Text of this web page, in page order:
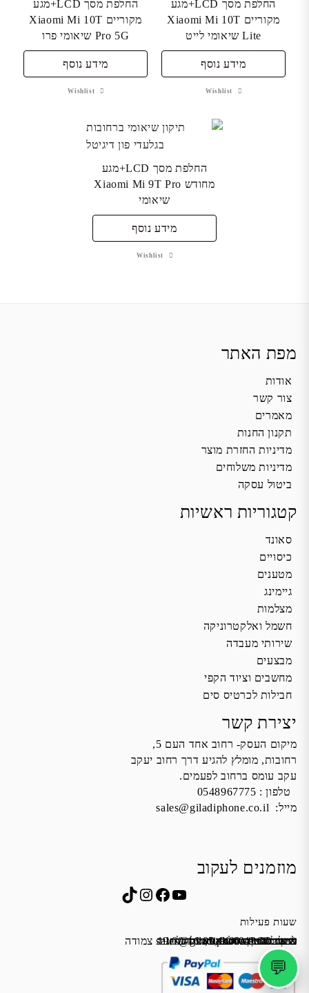
💬
החלפת מסך LCD+מגע
מקוריים Xiaomi Mi 10T
Lite שיאומי לייט
מידע נוסף
Wishlist
החלפת מסך LCD+מגע
מקוריים Xiaomi Mi 10T
Pro 5G שיאומי פרו
מידע נוסף
Wishlist
החלפת מסך LCD+מגע
מחודש Xiaomi Mi 9T Pro
שיאומי
מידע נוסף
Wishlist
מפת האתר
אודות
צור קשר
מאמרים
תקנון החנות
מדיניות החזרת מוצר
מדיניות משלוחים
ביטול עסקה
קטגוריות ראשיות
סאונד
כיסויים
מטענים
גיימינג
מצלמות
חשמל ואלקטרוניקה
שירותי מעבדה
מבצעים
מחשבים וציוד הקפי
חבילות לכרטיס סים
יצירת קשר
מיקום העסק- רחוב אחד העם 5,
רחובות, מומלץ להגיע דרך רחוב יעקב
עקב עומס ברחוב לפעמים.
טלפון : 0548967775
מייל: sales@giladiphone.co.il
מוזמנים לעקוב
YouTube
Facebook
Instagram
TikTok
שעות פעילות
כתובת: אחד העם 5, רחובות
א׳-ה׳ 19:00-16:00,14:00-9:30
שישי 9:00-13:00
שבת סגור
מייל:sales@giladiphone.co.il
מיקום חנייה: יש אפשרות לחניה צמודה
לחנות התקשרו ואדאג לזה.
*נא להתקשר לפני הגעה